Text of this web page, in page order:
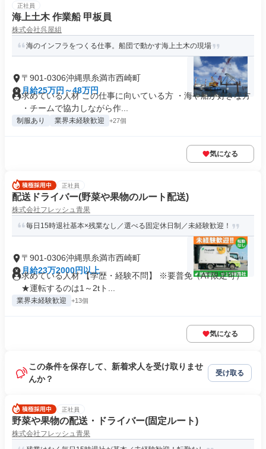
正社員
海上土木 作業船 甲板員
株式会社呉屋組
海のインフラをつくる仕事。船団で動かす海上土木の現場
〒901-0306沖縄県糸満市西崎町
月給25万円～48万円
求めている人材 この仕事に向いている方 ・海や船が好きな方
・チームで協力しながら作...
制服あり 業界未経験歓迎 +27個
気になる
正社員
配送ドライバー(野菜や果物のルート配送)
株式会社フレッシュ青果
毎日15時退社基本×残業なし／選べる固定休日制／未経験歓迎！
〒901-0306沖縄県糸満市西崎町
月給23万2000円以上
求めている人材 【学歴・経験不問】 ※要普免（AT限定可）
★運転するのは1～2tト...
業界未経験歓迎 +13個
気になる
この条件を保存して、新着求人を受け取りませ
んか？
受け取る
正社員
野菜や果物の配送・ドライバー(固定ルート)
株式会社フレッシュ青果